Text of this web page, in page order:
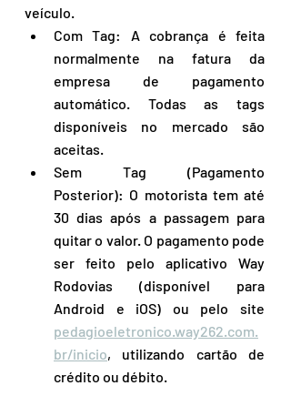
veículo.
Com Tag: A cobrança é feita
normalmente na fatura da
empresa de pagamento
automático. Todas as tags
disponíveis no mercado são
aceitas.
Sem Tag (Pagamento
Posterior): O motorista tem até
30 dias após a passagem para
quitar o valor. O pagamento pode
ser feito pelo aplicativo Way
Rodovias (disponível para
pedagioeletronico.way262.com.
br/inicio, utilizando cartão de
crédito ou débito.